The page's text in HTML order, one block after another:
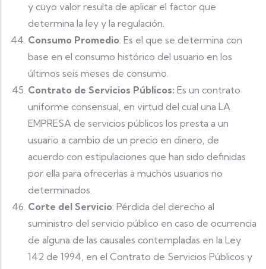
y cuyo valor resulta de aplicar el factor que
determina la ley y la regulación.
Consumo Promedio: Es el que se determina con
base en el consumo histórico del usuario en los
últimos seis meses de consumo.
Contrato de Servicios Públicos: Es un contrato
uniforme consensual, en virtud del cual una LA
EMPRESA de servicios públicos los presta a un
usuario a cambio de un precio en dinero, de
acuerdo con estipulaciones que han sido definidas
por ella para ofrecerlas a muchos usuarios no
determinados.
Corte del Servicio: Pérdida del derecho al
suministro del servicio público en caso de ocurrencia
de alguna de las causales contempladas en la Ley
142 de 1994, en el Contrato de Servicios Públicos y